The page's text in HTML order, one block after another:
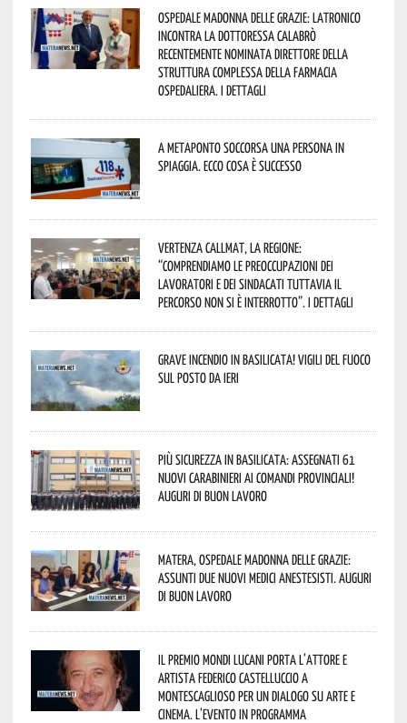
Ospedale Madonna delle Grazie: Latronico
incontra la dottoressa Calabrò
recentemente nominata Direttore della
Struttura Complessa della Farmacia
Ospedaliera. I dettagli
A Metaponto soccorsa una persona in
spiaggia. Ecco cosa è successo
Vertenza CallMat, la Regione:
“comprendiamo le preoccupazioni dei
lavoratori e dei sindacati tuttavia il
percorso non si è interrotto”. I dettagli
Grave incendio in Basilicata! Vigili del fuoco
sul posto da ieri
Più sicurezza in Basilicata: assegnati 61
nuovi Carabinieri ai Comandi provinciali!
Auguri di buon lavoro
Matera, Ospedale Madonna delle Grazie:
assunti due nuovi medici anestesisti. Auguri
di buon lavoro
Il Premio Mondi Lucani porta l’attore e
artista Federico Castelluccio a
Montescaglioso per un dialogo su arte e
cinema. L’evento in programma